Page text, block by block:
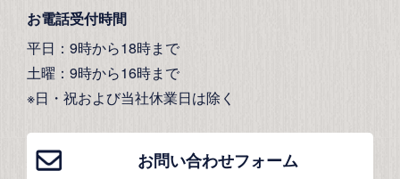
お電話受付時間
平日：9時から18時まで
土曜：9時から16時まで
※日・祝および当社休業日は除く
お問い合わせフォーム